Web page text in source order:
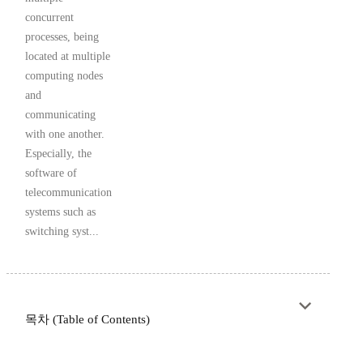
concurrent
processes, being
located at multiple
computing nodes
and
communicating
with one another.
Especially, the
software of
telecommunication
systems such as
switching syst...
목차 (Table of Contents)